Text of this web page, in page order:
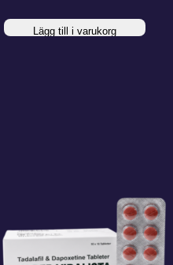
Lägg till i varukorg